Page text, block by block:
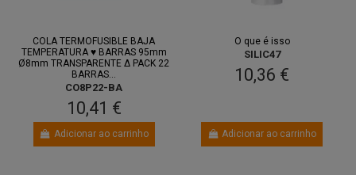
COLA TERMOFUSIBLE BAJA
TEMPERATURA ♥ BARRAS 95mm
Ø8mm TRANSPARENTE Δ PACK 22
BARRAS...
CO8P22-BA
10,41 €
Adicionar ao carrinho
O que é isso
SILIC47
10,36 €
Adicionar ao carrinho